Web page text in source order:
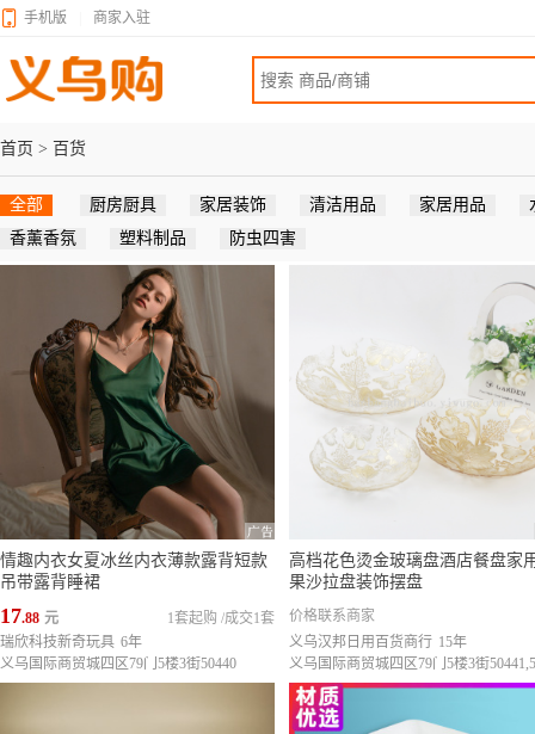
手机版 商家入驻
首页 > 百货
全部 厨房厨具 家居装饰 清洁用品 家居用品
香薰香氛
塑料制品 防虫四害
情趣内衣女夏冰丝内衣薄款露背短款
吊带露背睡裙
17.88 元 成交1套
1套起购 /
瑞欣科技新奇玩具 6年
义乌国际商贸城四区79门5楼3街50440
高档花色烫金玻璃盘酒店餐盘家
果沙拉盘装饰摆盘
价格联系商家
义乌汉邦日用百货商行 15年